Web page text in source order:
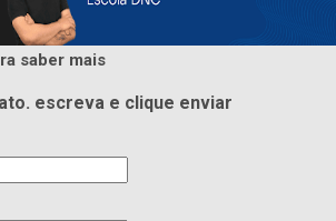
saber mais
escreva e clique enviar